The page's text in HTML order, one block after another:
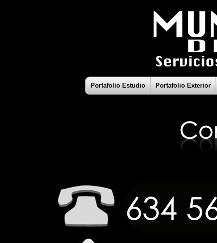
Portafolio Estudio Portafolio Exterior